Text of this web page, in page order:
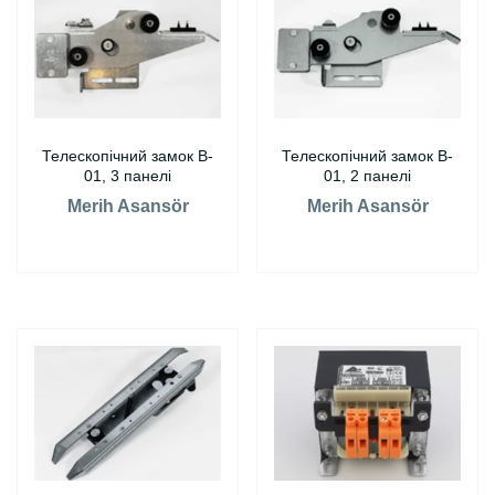
Телескопічний замок B-
01, 3 панелі
Merih Asansör
Телескопічний замок B-
01, 2 панелі
Merih Asansör